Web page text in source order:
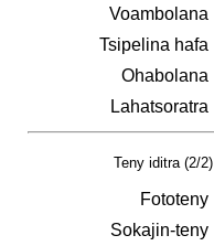
Voambolana
Tsipelina hafa
Ohabolana
Lahatsoratra
Teny iditra (2/2)
Fototeny
Sokajin-teny